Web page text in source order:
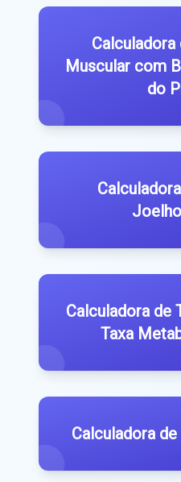
Muscular com
do
Calculadora de
Taxa
Calculadora